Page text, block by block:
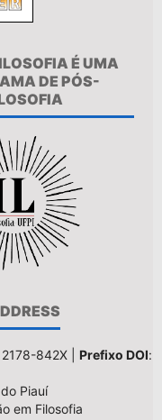
É UMA
DE PÓS-
842X | Prefixo DOI:
Piauí
em Filosofia